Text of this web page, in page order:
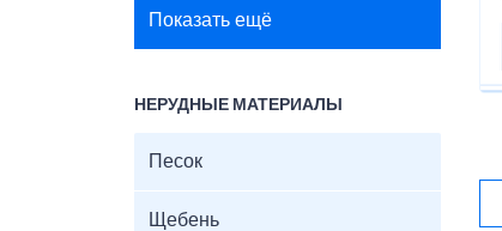
Показать ещё
НЕРУДНЫЕ МАТЕРИАЛЫ
Песок
Щебень